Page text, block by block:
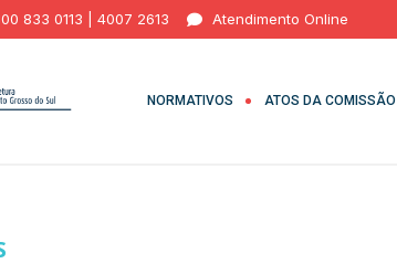
833 0113 | 4007 2613 Atendimento Online
NORMATIVOS ATOS DA COMISSÃO